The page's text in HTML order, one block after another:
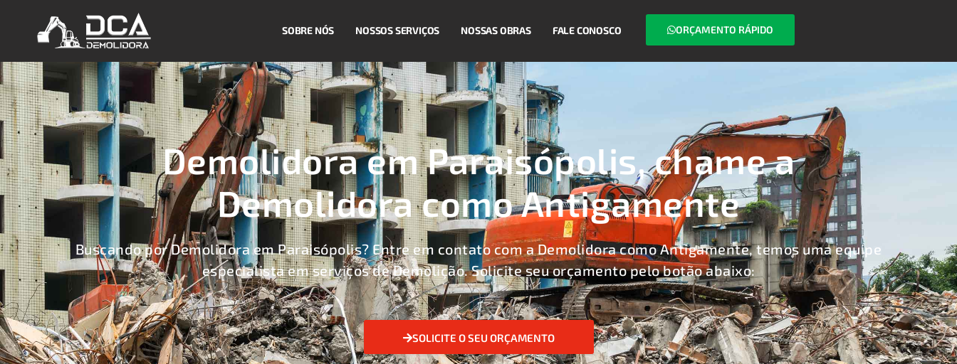
SOBRE NÓS NOSSOS SERVIÇOS NOSSAS OBRAS FALE CONOSCO ORÇAMENTO RÁPIDO
Demolidora em Paraisópolis, chame a
Demolidora como Antigamente
Buscando por Demolidora em Paraisópolis? Entre em contato com a Demolidora como Antigamente, temos uma equipe
especialista em serviços de Demolição. Solicite seu orçamento pelo botão abaixo:
SOLICITE O SEU ORÇAMENTO